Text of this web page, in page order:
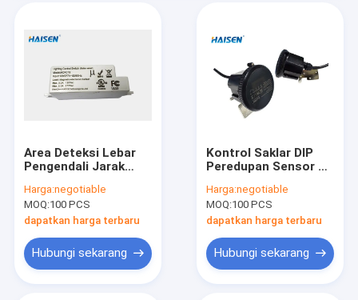
Area Deteksi Lebar
Pengendali Jarak
Untuk Lampu Langit-
langit
Harga:negotiable
MOQ:100 PCS
dapatkan harga terbaru
Hubungi sekarang
Kontrol Saklar DIP
Peredupan Sensor UL
Tahan Air
Harga:negotiable
MOQ:100 PCS
dapatkan harga terbaru
Hubungi sekarang